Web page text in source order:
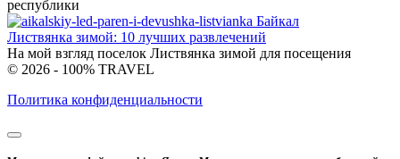
республики
Байкал
Листвянка зимой: 10 лучших развлечений
На мой взгляд поселок Листвянка зимой для посещения
© 2026 - 100% TRAVEL
Политика конфиденциальности